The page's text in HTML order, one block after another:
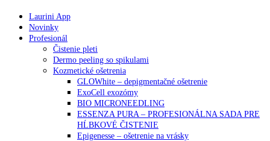
Laurini App
Novinky
Profesionál
Čistenie pleti
Dermo peeling so spikulami
Kozmetické ošetrenia
GLOWhite – depigmentačné ošetrenie
ExoCell exozómy
BIO MICRONEEDLING
ESSENZA PURA – PROFESIONÁLNA SADA PRE
HĹBKOVÉ ČISTENIE
Epigenesse – ošetrenie na vrásky